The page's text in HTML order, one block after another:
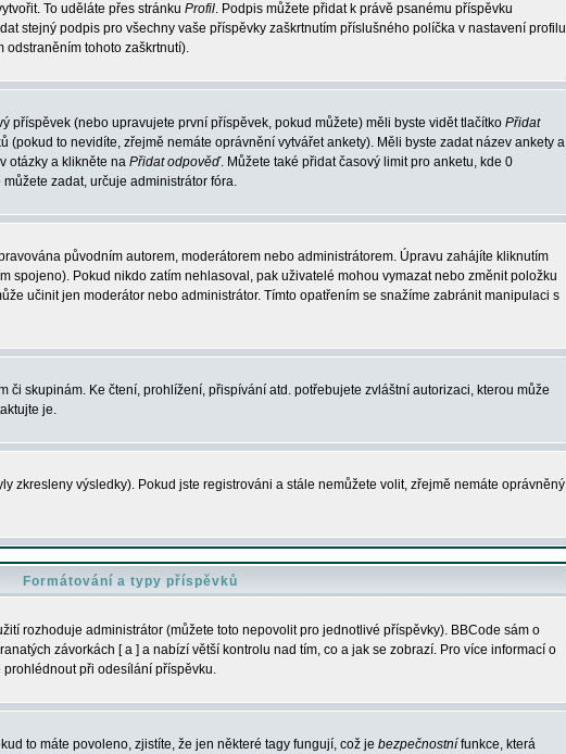
To uděláte přes stránku Profil. Podpis můžete přidat k právě psanému příspěvku
stejný podpis pro všechny vaše příspěvky zaškrtnutím příslušného políčka v nastavení profilu
odstraněním tohoto zaškrtnutí).
příspěvek (nebo upravujete první příspěvek, pokud můžete) měli byste vidět tlačítko Přidat
(pokud to nevidíte, zřejmě nemáte oprávnění vytvářet ankety). Měli byste zadat název ankety a
otázky a klikněte na Přidat odpověď. Můžete také přidat časový limit pro anketu, kde 0
zadat, určuje administrátor fóra.
původním autorem, moderátorem nebo administrátorem. Úpravu zahájíte kliknutím
spojeno). Pokud nikdo zatím nehlasoval, pak uživatelé mohou vymazat nebo změnit položku
učinit jen moderátor nebo administrátor. Tímto opatřením se snažíme zabránit manipulaci s
či skupinám. Ke čtení, prohlížení, přispívání atd. potřebujete zvláštní autorizaci, kterou může
je.
zkresleny výsledky). Pokud jste registrováni a stále nemůžete volit, zřejmě nemáte oprávněný
Formátování a typy příspěvků
rozhoduje administrátor (můžete toto nepovolit pro jednotlivé příspěvky). BBCode sám o
závorkách [ a ] a nabízí větší kontrolu nad tím, co a jak se zobrazí. Pro více informací o
při odesílání příspěvku.
to máte povoleno, zjistíte, že jen některé tagy fungují, což je bezpečnostní funkce, která